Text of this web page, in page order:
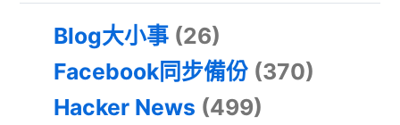
Blog大小事 (26)
Facebook同步備份 (370)
Hacker News (499)